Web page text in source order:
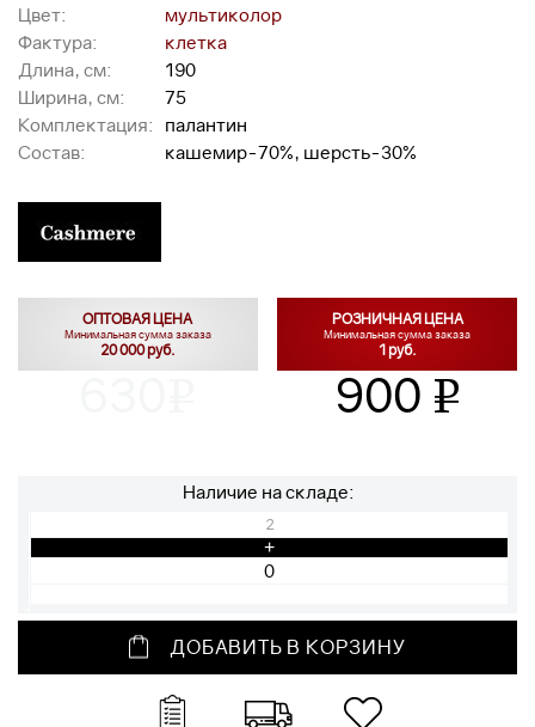
Цвет:
мультиколор
Фактура:
клетка
Длина, см:
190
Ширина, см:
75
Комплектация:
палантин
Состав:
кашемир-70%, шерсть-30%
ОПТОВАЯ ЦЕНА
Минимальная сумма заказа
20 000 руб.
РОЗНИЧНАЯ ЦЕНА
Минимальная сумма заказа
1 руб.
900 v
Наличие на складе:
2
+
ДОБАВИТЬ В КОРЗИНУ